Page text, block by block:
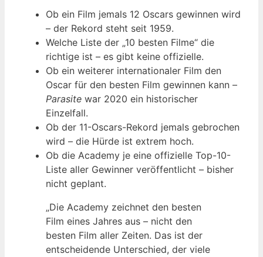
Ob ein Film jemals 12 Oscars gewinnen wird
– der Rekord steht seit 1959.
Welche Liste der „10 besten Filme“ die
richtige ist – es gibt keine offizielle.
Ob ein weiterer internationaler Film den
Oscar für den besten Film gewinnen kann –
Parasite war 2020 ein historischer
Einzelfall.
Ob der 11-Oscars-Rekord jemals gebrochen
wird – die Hürde ist extrem hoch.
Ob die Academy je eine offizielle Top-10-
Liste aller Gewinner veröffentlicht – bisher
nicht geplant.
„Die Academy zeichnet den besten
Film eines Jahres aus – nicht den
besten Film aller Zeiten. Das ist der
entscheidende Unterschied, der viele